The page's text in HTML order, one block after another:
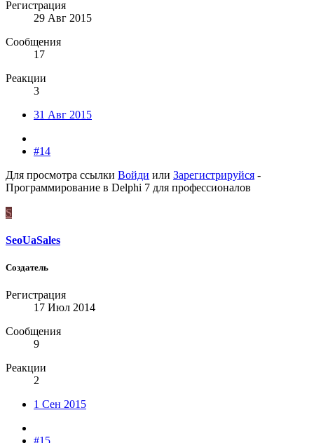
Регистрация
29 Авг 2015
Сообщения
17
Реакции
3
31 Авг 2015
#14
Для просмотра ссылки Войди или Зарегистрируйся -
Программирование в Delphi 7 для профессионалов
S
SeoUaSales
Создатель
Регистрация
17 Июл 2014
Сообщения
9
Реакции
2
1 Сен 2015